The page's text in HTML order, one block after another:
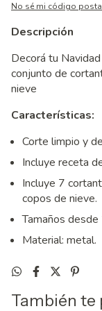
No sé mi código
Descripción
Decorá tu
conjunto de
nieve
Características:
Corte limpio y
Incluye receta
Incluye 7
copos de nieve.
Tamaños
Material: metal.
También te